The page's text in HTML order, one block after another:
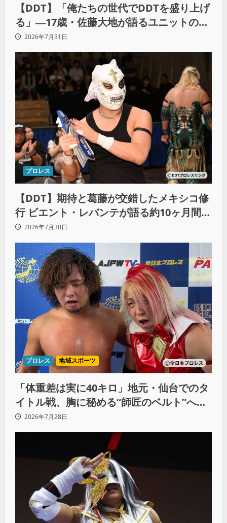
【DDT】「俺たちの世代でDDTを盛り上げ
る」―17歳・佐藤大地が語るユニットの絆
とシングル王座への飽くなき野望
2026年7月31日
プロレス
【DDT】期待と葛藤が交錯したメキシコ修
行 ビエント・レバンテが語る約10ヶ月間の
苦悩「くすぶっている自分に腹を立ててい
る」
2026年7月30日
プロレス 地域スポーツ
「体重差は実に40キロ」地元・仙台でのタ
イトル戦、胸に秘める“師匠のベルト”への
想いと同期決戦への決意
2026年7月28日